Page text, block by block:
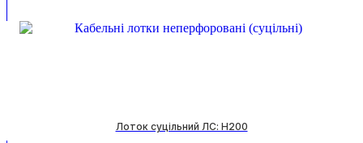
Лоток суцільний ЛС: H200